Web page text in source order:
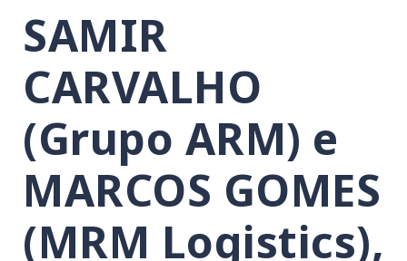
SAMIR
CARVALHO
(Grupo ARM) e
MARCOS GOMES
(MRM Logistics),